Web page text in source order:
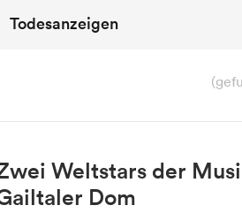
Todesanzeigen
Weltstars der
Dom